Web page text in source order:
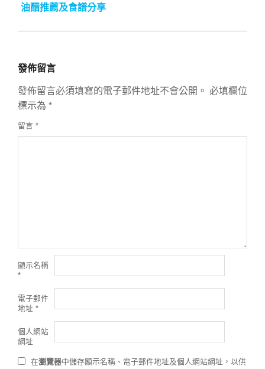
油醋推薦及食譜分享
發佈留言
發佈留言必須填寫的電子郵件地址不會公開。 必填欄位
標示為 *
留言 *
顯示名稱
*
電子郵件
地址 *
個人網站
網址
在瀏覽器中儲存顯示名稱、電子郵件地址及個人網站網址，以供